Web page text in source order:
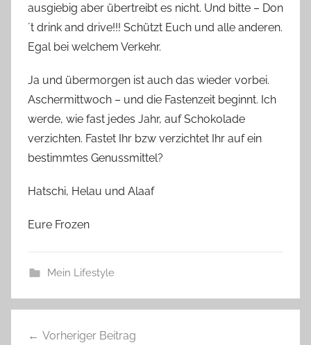
ausgiebig aber übertreibt es nicht. Und bitte – Don
´t drink and drive!!! Schützt Euch und alle anderen.
Egal bei welchem Verkehr.
Ja und übermorgen ist auch das wieder vorbei.
Aschermittwoch – und die Fastenzeit beginnt. Ich
werde, wie fast jedes Jahr, auf Schokolade
verzichten. Fastet Ihr bzw verzichtet Ihr auf ein
bestimmtes Genussmittel?
Hatschi, Helau und Alaaf
Eure Frozen
Mein Lifestyle
Vorheriger Beitrag